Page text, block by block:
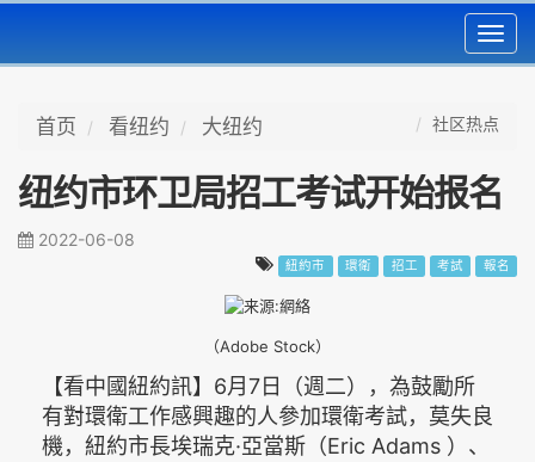
首页 看纽约 大纽约 社区热点
纽约市环卫局招工考试开始报名
2022-06-08
紐約市 環衛 招工 考試 報名
（Adobe Stock）
【看中國紐約訊】6月7日（週二），為鼓勵所
有對環衛工作感興趣的人參加環衛考試，莫失良
機，紐約市長埃瑞克·亞當斯（Eric Adams ）、